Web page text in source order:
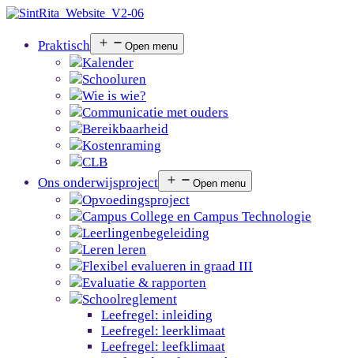
Praktisch Open menu
Kalender
Schooluren
Wie is wie?
Communicatie met ouders
Bereikbaarheid
Kostenraming
CLB
Ons onderwijsproject
Open menu
Opvoedingsproject
Campus College en Campus Technologie
Leerlingenbegeleiding
Leren leren
Flexibel evalueren in graad III
Evaluatie & rapporten
Schoolreglement
Leefregel: inleiding
Leefregel: leerklimaat
Leefregel: leefklimaat